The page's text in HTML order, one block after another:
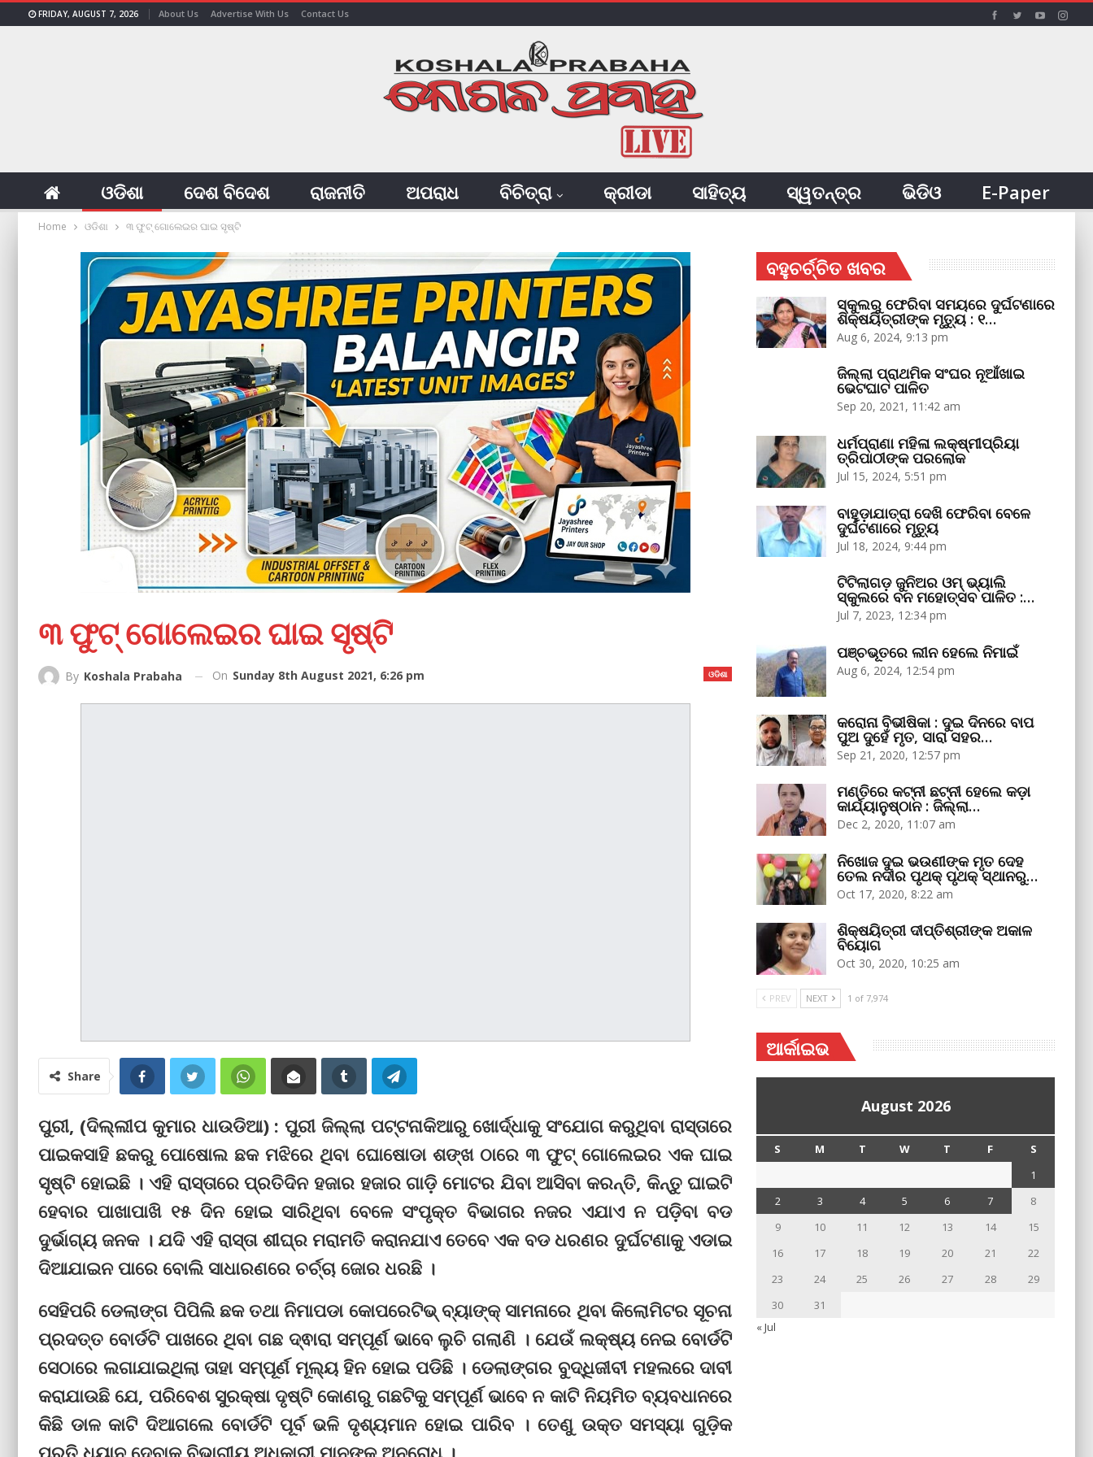
FRIDAY, AUGUST 7, 2026 About Us Advertise With Us Contact Us
ଓଡିଶା ଦେଶ ବିଦେଶ ରାଜନୀତି ଅପରାଧ ବିଚିତ୍ରା କ୍ରୀଡା ସାହିତ୍ୟ ସ୍ୱତନ୍ତ୍ର ଭିଡିଓ E-Paper
Home ଓଡିଶା ୩ ଫୁଟ୍ ଗୋଲେଇର ଘାଇ ସୃଷ୍ଟି
୩ ଫୁଟ୍ ଗୋଲେଇର ଘାଇ ସୃଷ୍ଟି
ଓଡିଶା
By Koshala Prabaha On Sunday 8th August 2021, 6:26 pm
Share
ପୁରୀ, (ଦିଲ୍ଲୀପ କୁମାର ଧାଉଡିଆ) : ପୁରୀ ଜିଲ୍ଲା ପଟ୍ଟନାକିଆରୁ ଖୋର୍ଦ୍ଧାକୁ ସଂଯୋଗ କରୁଥିବା ରାସ୍ତାରେ
ପାଇକସାହି ଛକରୁ ପୋଷୋଲ ଛକ ମଝିରେ ଥିବା ଘୋଷୋଡା ଶଙ୍ଖ ଠାରେ ୩ ଫୁଟ୍ ଗୋଲେଇର ଏକ ଘାଇ
ସୃଷ୍ଟି ହୋଇଛି । ଏହି ରାସ୍ତାରେ ପ୍ରତିଦିନ ହଜାର ହଜାର ଗାଡ଼ି ମୋଟର ଯିବା ଆସିବା କରନ୍ତି, କିନ୍ତୁ ଘାଇଟି
ହେବାର ପାଖାପାଖି ୧୫ ଦିନ ହୋଇ ସାରିଥିବା ବେଳେ ସଂପୃକ୍ତ ବିଭାଗର ନଜର ଏଯାଏ ନ ପଡ଼ିବା ବଡ
ଦୁର୍ଭାଗ୍ୟ ଜନକ । ଯଦି ଏହି ରାସ୍ତା ଶୀଘ୍ର ମରାମତି କରାନଯାଏ ତେବେ ଏକ ବଡ ଧରଣର ଦୁର୍ଘଟଣାକୁ ଏଡାଇ
ଦିଆଯାଇନ ପାରେ ବୋଲି ସାଧାରଣରେ ଚର୍ଚ୍ଚା ଜୋର ଧରଛି ।
ସେହିପରି ଡେଲାଙ୍ଗ ପିପିଲି ଛକ ତଥା ନିମାପଡା କୋପରେଟିଭ୍ ବ୍ୟାଙ୍କ୍ ସାମନାରେ ଥିବା କିଲୋମିଟର ସୂଚନା
ପ୍ରଦତ୍ତ ବୋର୍ଡଟି ପାଖରେ ଥିବା ଗଛ ଦ୍ଵାରା ସମ୍ପୂର୍ଣ ଭାବେ ଲୁଚି ଗଲାଣି । ଯେଉଁ ଲକ୍ଷ୍ୟ ନେଇ ବୋର୍ଡଟି
ସେଠାରେ ଲଗାଯାଇଥିଲା ତାହା ସମ୍ପୂର୍ଣ ମୂଲ୍ୟ ହିନ ହୋଇ ପଡିଛି । ଡେଲାଙ୍ଗର ବୁଦ୍ଧିଜୀବୀ ମହଲରେ ଦାବୀ
କରାଯାଉଛି ଯେ, ପରିବେଶ ସୁରକ୍ଷା ଦୃଷ୍ଟି କୋଣରୁ ଗଛଟିକୁ ସମ୍ପୂର୍ଣ ଭାବେ ନ କାଟି ନିୟମିତ ବ୍ୟବଧାନରେ
କିଛି ଡାଳ କାଟି ଦିଆଗଲେ ବୋର୍ଡଟି ପୂର୍ବ ଭଳି ଦୃଶ୍ୟମାନ ହୋଇ ପାରିବ । ତେଣୁ ଉକ୍ତ ସମସ୍ୟା ଗୁଡ଼ିକ
ବହୁଚର୍ଚ୍ଚିତ ଖବର
ସ୍କୁଲରୁ ଫେରିବା ସମୟରେ ଦୁର୍ଘଟଣାରେ
ଶିକ୍ଷୟିତ୍ରୀଙ୍କ ମୃତ୍ୟୁ : ୧…
Aug 6, 2024, 9:13 pm
ଜିଲ୍ଲା ପ୍ରାଥମିକ ସଂଘର ନୂଆଁଖାଇ
ଭେଟଘାଟ ପାଳିତ
Sep 20, 2021, 11:42 am
ଧର୍ମପ୍ରାଣା ମହିଳା ଲକ୍ଷ୍ମୀପ୍ରିୟା
ତ୍ରିପାଠୀଙ୍କ ପରଲୋକ
Jul 15, 2024, 5:51 pm
ବାହୁଡ଼ାଯାତ୍ରା ଦେଖି ଫେରିବା ବେଳେ
ଦୁର୍ଘଟଣାରେ ମୃତ୍ୟୁ
Jul 18, 2024, 9:44 pm
ଟିଟିଲାଗଡ଼ ଜୁନିଅର ଓମ୍‌ ଭ୍ୟାଲି
ସ୍କୁଲରେ ବନ ମହୋତ୍ସବ ପାଳିତ :…
Jul 7, 2023, 12:34 pm
ପଞ୍ଚଭୂତରେ ଲୀନ ହେଲେ ନିମାଇଁ
Aug 6, 2024, 12:54 pm
କରୋନା ବିଭୀଷିକା : ଦୁଇ ଦିନରେ ବାପ
ପୁଅ ଦୁହେଁ ମୃତ, ସାରା ସହର…
Sep 21, 2020, 12:57 pm
ମଣ୍ତିରେ କଟ୍‌ନୀ ଛଟ୍‌ନୀ ହେଲେ କଡ଼ା
କାର୍ଯ୍ୟାନୁଷ୍ଠାନ : ଜିଲ୍ଲା…
Dec 2, 2020, 11:07 am
ନିଖୋଜ ଦୁଇ ଭଉଣୀଙ୍କ ମୃତ ଦେହ
ତେଲ ନଦୀର ପୃଥକ୍‌ ପୃଥକ୍‌ ସ୍ଥାନରୁ…
Oct 17, 2020, 8:22 am
ଶିକ୍ଷୟିତ୍ରୀ ଦୀପ୍ତିଶ୍ରୀଙ୍କ ଅକାଳ
ବିୟୋଗ
Oct 30, 2020, 10:25 am
PREV NEXT 1 of 7,974
ଆର୍କାଇଭ
August 2026
S M T W T F
S
1
2
3 4 5 6 7
8
9
10 11 12 13 14
15
16
17 18 19 20 21
22
23
24 25 26 27 28
29
30
31
« Jul